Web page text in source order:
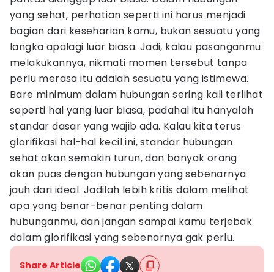
yang sehat, perhatian seperti ini harus menjadi
bagian dari keseharian kamu, bukan sesuatu yang
langka apalagi luar biasa. Jadi, kalau pasanganmu
melakukannya, nikmati momen tersebut tanpa
perlu merasa itu adalah sesuatu yang istimewa.
Bare minimum dalam hubungan sering kali terlihat
seperti hal yang luar biasa, padahal itu hanyalah
standar dasar yang wajib ada. Kalau kita terus
glorifikasi hal-hal kecil ini, standar hubungan
sehat akan semakin turun, dan banyak orang
akan puas dengan hubungan yang sebenarnya
jauh dari ideal. Jadilah lebih kritis dalam melihat
apa yang benar-benar penting dalam
hubunganmu, dan jangan sampai kamu terjebak
dalam glorifikasi yang sebenarnya gak perlu.
Share Article